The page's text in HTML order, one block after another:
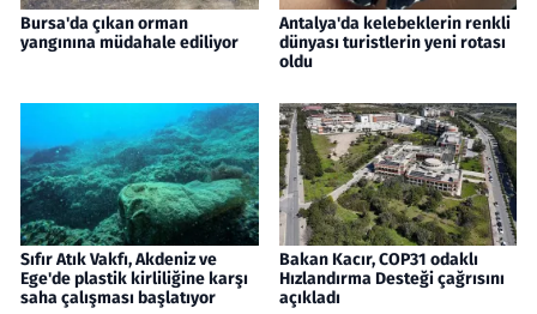
Bursa'da çıkan orman
yangınına müdahale ediliyor
Antalya'da kelebeklerin renkli
dünyası turistlerin yeni rotası
oldu
Sıfır Atık Vakfı, Akdeniz ve
Ege'de plastik kirliliğine karşı
saha çalışması başlatıyor
Bakan Kacır, COP31 odaklı
Hızlandırma Desteği çağrısını
açıkladı